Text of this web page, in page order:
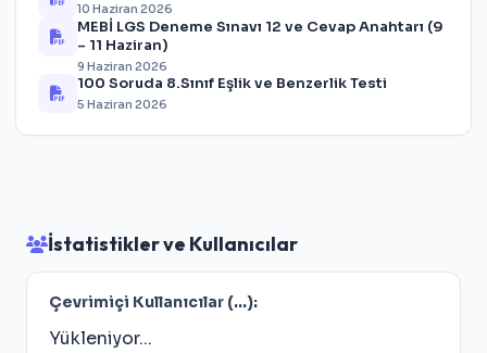
10 Haziran 2026
MEBİ LGS Deneme Sınavı 12 ve Cevap Anahtarı (9
– 11 Haziran)
9 Haziran 2026
100 Soruda 8.Sınıf Eşlik ve Benzerlik Testi
5 Haziran 2026
İstatistikler ve Kullanıcılar
Çevrimiçi Kullanıcılar (...):
Yükleniyor...